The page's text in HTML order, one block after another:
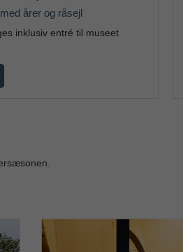
årer og råsejl
inklusiv entré til museet